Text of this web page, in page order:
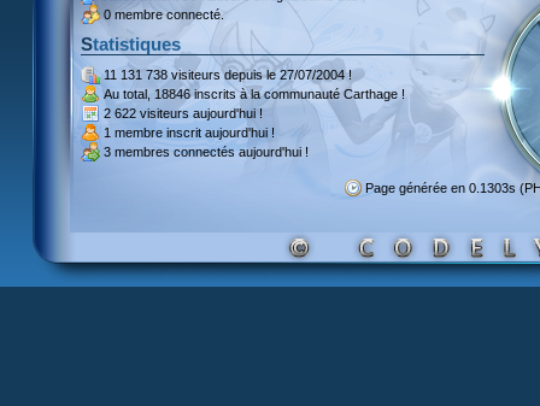
0 membre connecté.
Statistiques
11 131 738 visiteursdepuis le 27/07/2004 !
Au total, 18846 inscritsà la communauté Carthage !
2 622 visiteurs aujourd'hui !
1 membre inscrit aujourd'hui !
3 membres connectés aujourd'hui !
Page générée en 0.1303s